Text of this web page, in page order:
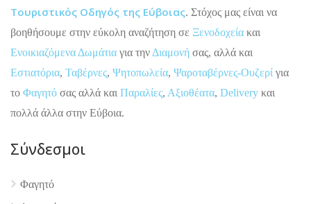
4.9
Τουριστικός Οδηγός της Εύβοιας. Στόχος μας είναι να
βοηθήσουμε στην εύκολη αναζήτηση σε Ξενοδοχεία και
Ενοικιαζόμενα Δωμάτια για την Διαμονή σας, αλλά και
Εστιατόρια, Ταβέρνες, Ψητοπωλεία, Ψαροταβέρνες-Ουζερί για
το Φαγητό σας αλλά και Παραλίες, Αξιοθέατα, Delivery και
πολλά άλλα στην Εύβοια.
Σύνδεσμοι
Φαγητό